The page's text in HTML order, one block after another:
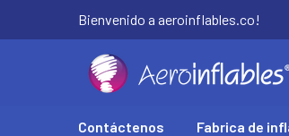
Bienvenido a aeroinflables.co!
Contáctenos Fabrica de